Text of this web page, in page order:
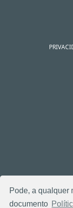
Pode, a qualquer
documento